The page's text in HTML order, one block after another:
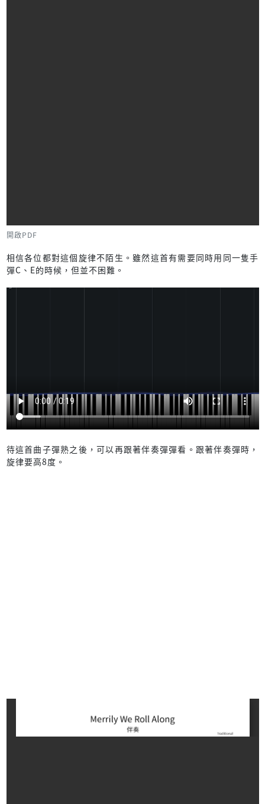
開啟PDF
相信各位都對這個旋律不陌生。雖然這首有需要同時用同一隻手
彈C、E的時候，但並不困難。
待這首曲子彈熟之後，可以再跟著伴奏彈彈看。跟著伴奏彈時，
旋律要高8度。